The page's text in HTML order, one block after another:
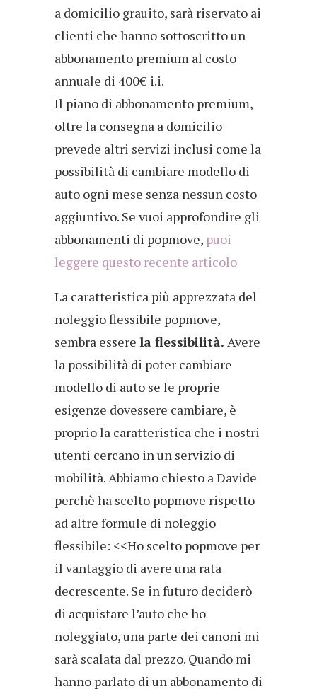
a domicilio grauito, sarà riservato ai
clienti che hanno sottoscritto un
abbonamento premium al costo
annuale di 400€ i.i.
Il piano di abbonamento premium,
oltre la consegna a domicilio
prevede altri servizi inclusi come la
possibilità di cambiare modello di
auto ogni mese senza nessun costo
aggiuntivo. Se vuoi approfondire gli
abbonamenti di popmove, puoi
leggere questo recente articolo
La caratteristica più apprezzata del
noleggio flessibile popmove,
sembra essere la flessibilità. Avere
la possibilità di poter cambiare
modello di auto se le proprie
esigenze dovessere cambiare, è
proprio la caratteristica che i nostri
utenti cercano in un servizio di
mobilità. Abbiamo chiesto a Davide
perchè ha scelto popmove rispetto
ad altre formule di noleggio
flessibile: <<Ho scelto popmove per
il vantaggio di avere una rata
decrescente. Se in futuro deciderò
di acquistare l’auto che ho
noleggiato, una parte dei canoni mi
sarà scalata dal prezzo. Quando mi
hanno parlato di un abbonamento di